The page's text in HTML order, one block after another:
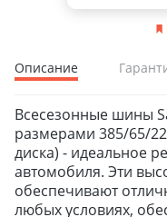
Описание
Всесезонные шины
размерами 385/65/
диска) - идеальное
автомобиля. Эти
обеспечивают
любых условиях,